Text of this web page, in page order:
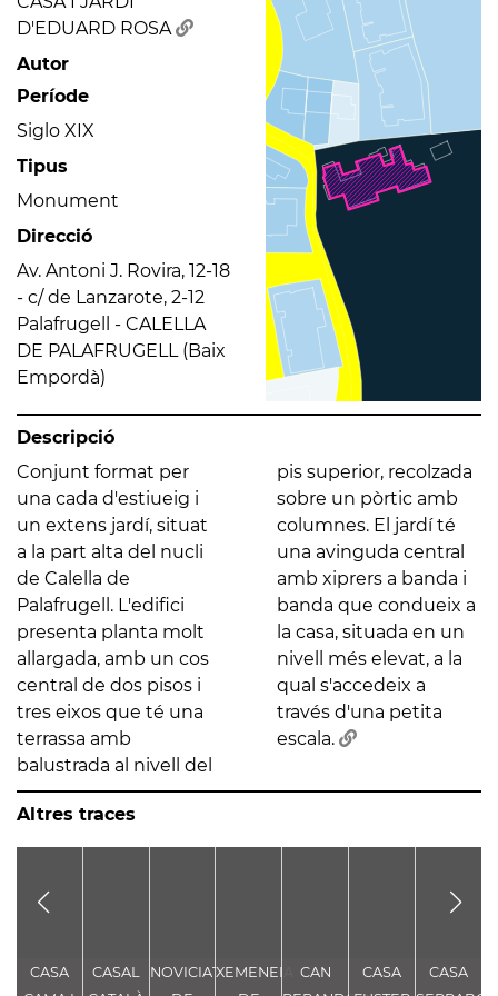
D'EDUARD ROSA
Autor
Període
Siglo XIX
Tipus
Monument
Direcció
Av. Antoni J. Rovira, 12-18
- c/ de Lanzarote, 2-12
Palafrugell - CALELLA
DE PALAFRUGELL (Baix
Empordà)
Descripció
Conjunt format per
una cada d'estiueig i
un extens jardí, situat
a la part alta del nucli
de Calella de
Palafrugell. L'edifici
presenta planta molt
allargada, amb un cos
central de dos pisos i
tres eixos que té una
terrassa amb
balustrada al nivell del
pis superior, recolzada
sobre un pòrtic amb
columnes. El jardí té
una avinguda central
amb xiprers a banda i
banda que condueix a
la casa, situada en un
nivell més elevat, a la
qual s'accedeix a
través d'una petita
escala.
Altres traces
CASA
CASAL
NOVICIATXEMENEIA
CAN
CASA
CASA